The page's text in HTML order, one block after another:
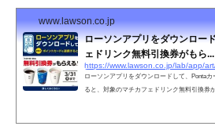
www.lawson.co.jp
ローソンアプリをダウンロー
ェドリンク無料引換券がもら...
https://www.lawson.co.jp/lab/app/
ローソンアプリをダウンロードして、Ponta
ると、対象のマチカフェドリンク無料引換券